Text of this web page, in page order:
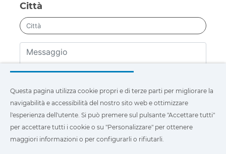
Città
Ho letto l'Informativa sulla Protezione dei Dati
Personali e accetto e acconsento espressamente al
Questa pagina utilizza cookie propri e di terze parti per migliorare la
navigabilità e accessibilità del nostro sito web e ottimizzare
l'esperienza dell'utente. Si può premere sul pulsante "Accettare tutti"
per accettare tutti i cookie o su "Personalizzare" per ottenere
maggiori informazioni o per configurarli o rifiutarli.